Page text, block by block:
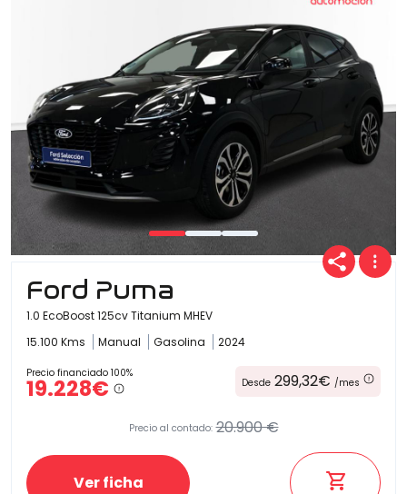
Cuota
Año
Kilómetros
Combustible
(Elige una o varias opciones)
Etiqueta medioambiental
Ford Puma
1.0 EcoBoost 125cv Titanium MHEV
15.100 Kms
Manual Gasolina 2024
Precio financiado 100%
19.228€ Desde 299,32€ /mes
Precio al contado: 20.900 €
Ver ficha